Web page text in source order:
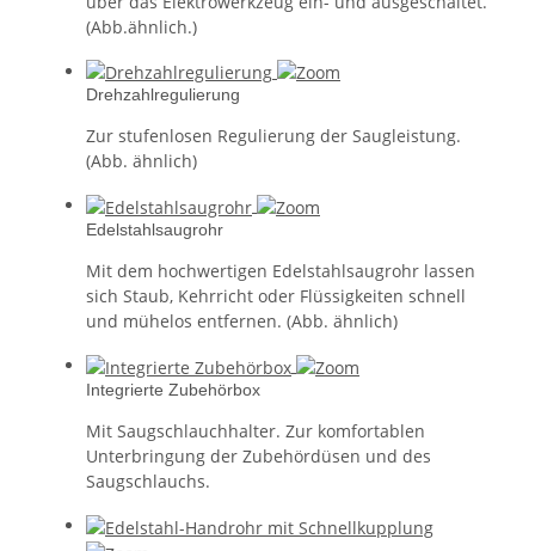
(Abb.ähnlich.)
Drehzahlregulierung
Zur stufenlosen Regulierung der Saugleistung.
(Abb. ähnlich)
Edelstahlsaugrohr
Mit dem hochwertigen Edelstahlsaugrohr lassen
sich Staub, Kehrricht oder Flüssigkeiten schnell
und mühelos entfernen. (Abb. ähnlich)
Integrierte Zubehörbox
Mit Saugschlauchhalter. Zur komfortablen
Unterbringung der Zubehördüsen und des
Saugschlauchs.